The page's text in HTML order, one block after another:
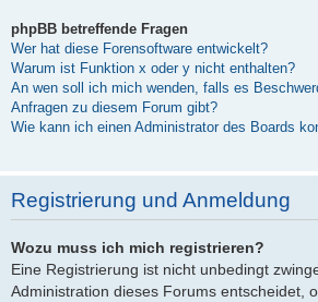
phpBB betreffende Fragen
Wer hat diese Forensoftware entwickelt?
Warum ist Funktion x oder y nicht enthalten?
An wen soll ich mich wenden, falls es
Anfragen zu diesem Forum gibt?
Wie kann ich einen Administrator des Boards
Registrierung und Anmeldung
Wozu muss ich mich registrieren?
Eine Registrierung ist nicht unbedingt
Administration dieses Forums entscheidet,